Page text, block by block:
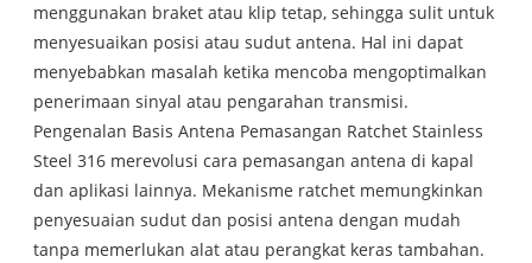
menggunakan braket atau klip tetap, sehingga sulit untuk
menyesuaikan posisi atau sudut antena. Hal ini dapat
menyebabkan masalah ketika mencoba mengoptimalkan
penerimaan sinyal atau pengarahan transmisi.
Pengenalan Basis Antena Pemasangan Ratchet Stainless
Steel 316 merevolusi cara pemasangan antena di kapal
dan aplikasi lainnya. Mekanisme ratchet memungkinkan
penyesuaian sudut dan posisi antena dengan mudah
tanpa memerlukan alat atau perangkat keras tambahan.